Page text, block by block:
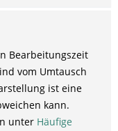
Bearbeitungszeit
vom Umtausch
ist eine
kann.
unter Häufige